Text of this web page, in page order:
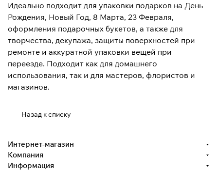
Идеально подходит для упаковки подарков на День
Рождения, Новый Год, 8 Марта, 23 Февраля,
оформления подарочных букетов, а также для
творчества, декупажа, защиты поверхностей при
ремонте и аккуратной упаковки вещей при
переезде. Подходит как для домашнего
использования, так и для мастеров, флористов и
магазинов.
Назад к списку
Интернет-магазин
Компания
Информация